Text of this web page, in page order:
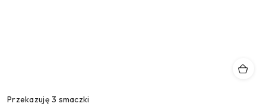
Przekazuję 3 smaczki